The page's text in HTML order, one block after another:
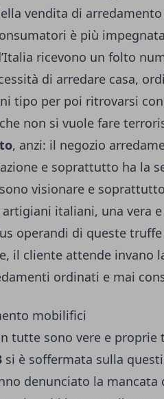
vendita di
è più
ricevono un folto
di arredare casa,
tipo per poi ritrovarsi
non si vuole fare
, anzi: il negozio
e soprattutto ha la
visionare e
artigiani italiani, una vera
operandi di queste
il cliente attende invano
ordinati e mai
mobilifici
tutte sono vere e proprie
si è soffermata sulla
denunciato la mancata